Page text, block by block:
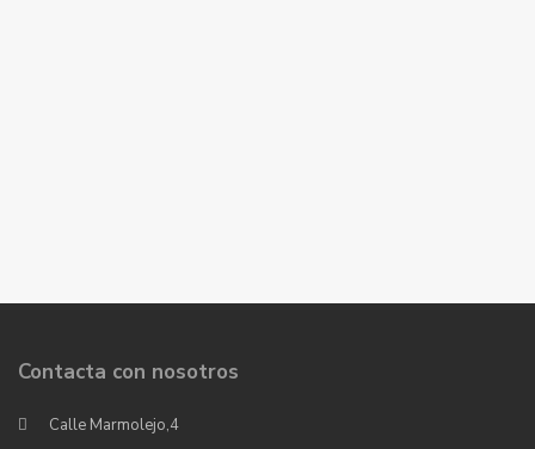
Contacta con nosotros
Calle Marmolejo,4